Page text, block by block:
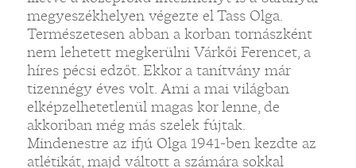
megyeszékhelyen végezte el Tass Olga.
Természetesen abban a korban tornászként
nem lehetett megkerülni Várkői Ferencet, a
híres pécsi edzőt. Ekkor a tanítvány már
tizennégy éves volt. Ami a mai világban
elképzelhetetlenül magas kor lenne, de
akkoriban még más szelek fújtak.
Mindenestre az ifjú Olga 1941-ben kezdte az
atlétikát, majd váltott a számára sokkal